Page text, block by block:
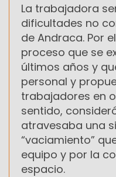
La trabajadora
dificultades no
de Andraca. Por
proceso que se
últimos años y
personal y
trabajadores en
sentido,
atravesaba una
“vaciamiento”
equipo y por la
espacio.